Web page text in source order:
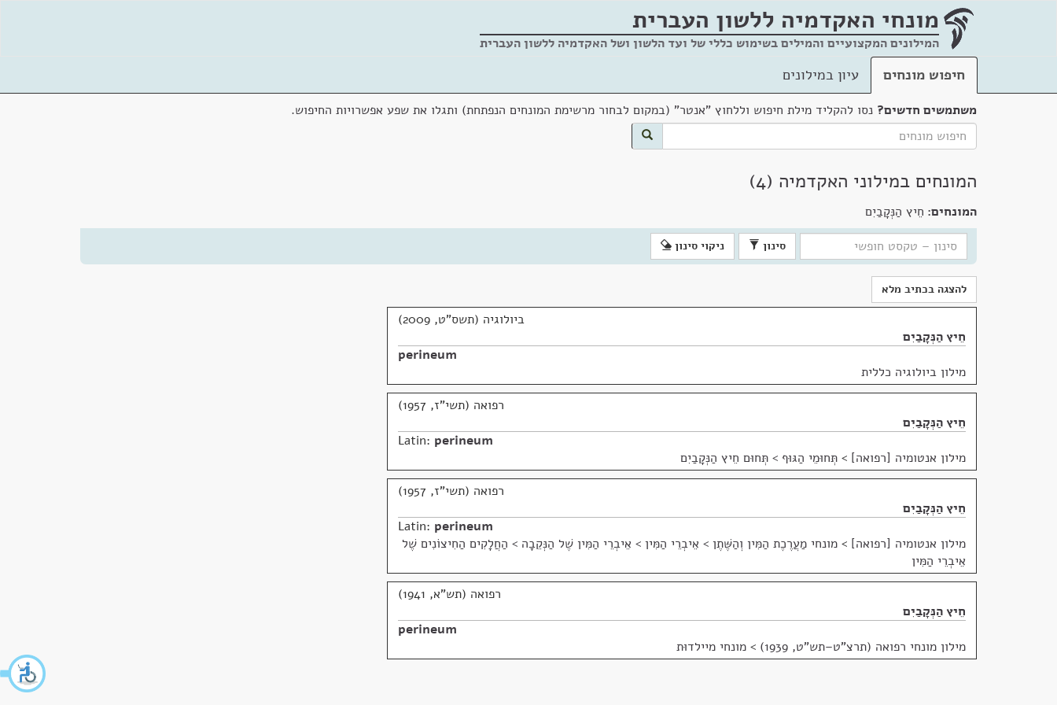
מונחי האקדמיה ללשון העברית
המילונים המקצועיים והמילים בשימוש כללי של ועד הלשון ושל האקדמיה ללשון העברית
חיפוש מונחים עיון במילונים
משתמשים חדשים? נסו להקליד מילת חיפוש וללחוץ "אנטר" (במקום לבחור מרשימת המונחים הנפתחת) ותגלו את שפע אפשרויות החיפוש.
המונחים במילוני האקדמיה (4)
המונחים: חֵיץ הַנְּקָבַיִם
סינון ניקוי סינון
להצגה בכתיב מלא
ביולוגיה (תשס"ט, 2009)
חֵיץ הַנְּקָבַיִם
perineum
מילון ביולוגיה כללית
רפואה (תשי"ז, 1957)
חֵיץ הַנְּקָבַיִם
Latin: perineum
מילון אנטומיה [רפואה] > תְּחוּמֵי הַגּוּף > תְּחוּם חֵיץ הַנְּקָבַיִם
רפואה (תשי"ז, 1957)
חֵיץ הַנְּקָבַיִם
Latin: perineum
מילון אנטומיה [רפואה] > מונחי מַעֲרֶכֶת הַמִּין וְהַשֶּׁתֶן > אֵיבְרֵי הַמִּין > אֵיבְרֵי הַמִּין שֶׁל הַנְּקֵבָה > הַחֲלָקִים הַחִיצוֹנִים שֶׁל
אֵיבְרֵי הַמִּין
רפואה (תש"א, 1941)
חֵיץ הַנְּקָבַיִם
perineum
מילון מונחי רפואה (תרצ"ט–תש"ט, 1939)
> מונחי מיילדוּת